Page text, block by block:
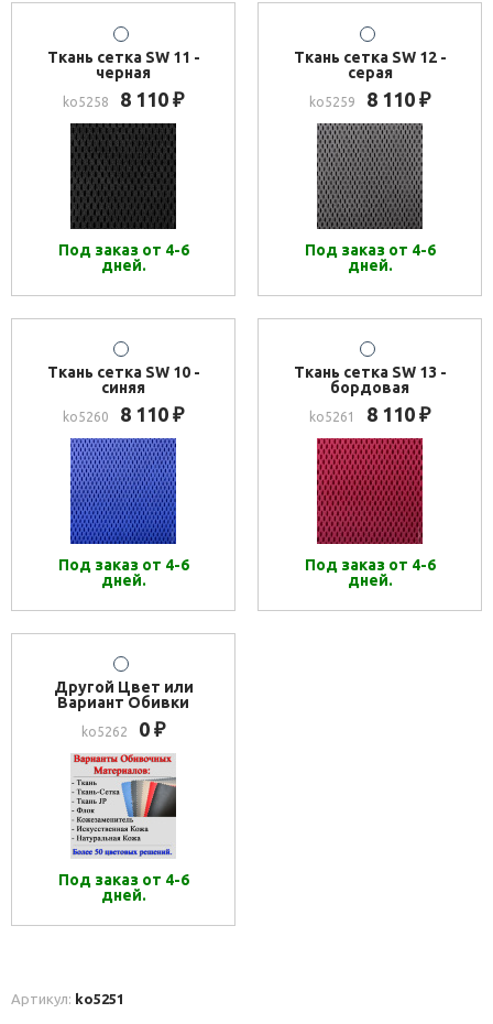
Ткань сетка SW 11 -
черная
ko5258 8 110 ₽
Под заказ от 4-6
дней.
Ткань сетка SW 12 -
серая
ko5259 8 110 ₽
Под заказ от 4-6
дней.
Ткань сетка SW 10 -
синяя
ko5260 8 110 ₽
Под заказ от 4-6
дней.
Ткань сетка SW 13 -
бордовая
ko5261 8 110 ₽
Под заказ от 4-6
дней.
Другой Цвет или
Вариант Обивки
ko5262 0 ₽
Под заказ от 4-6
дней.
Артикул: ko5251